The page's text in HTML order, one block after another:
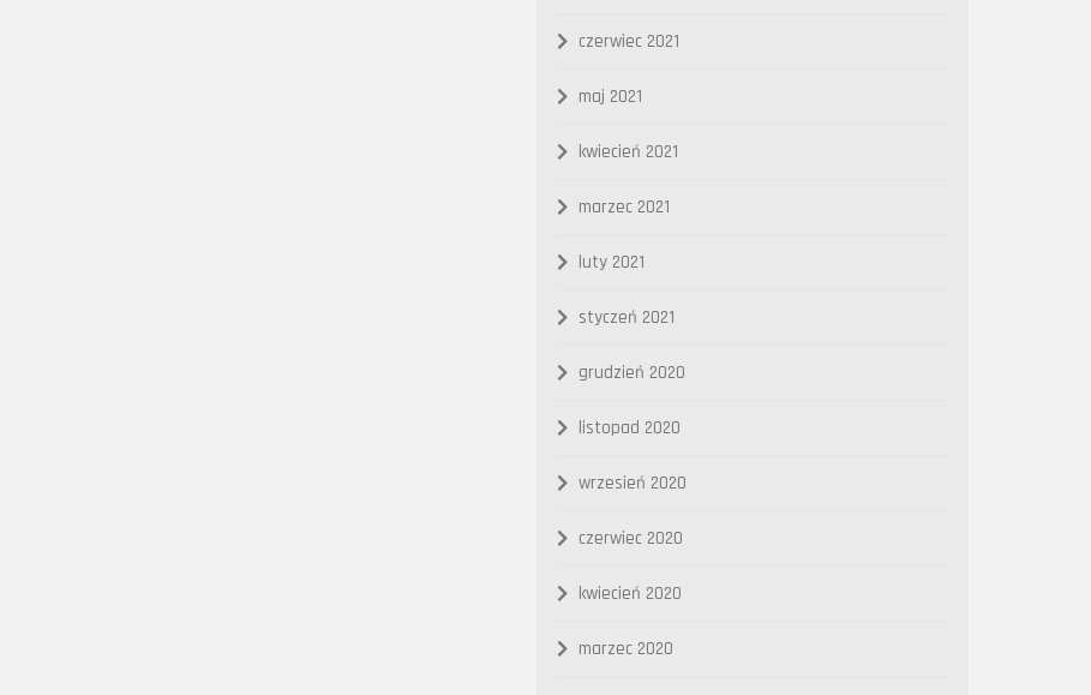
czerwiec 2021
maj 2021
kwiecień 2021
marzec 2021
luty 2021
styczeń 2021
grudzień 2020
listopad 2020
wrzesień 2020
czerwiec 2020
kwiecień 2020
marzec 2020